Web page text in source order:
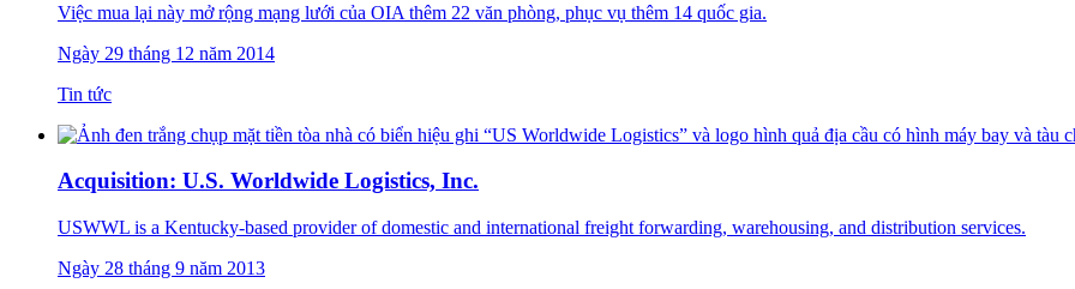
Việc mua lại này mở rộng mạng lưới của OIA thêm 22 văn phòng, phục vụ thêm 14 quốc gia.
Ngày 29 tháng 12 năm 2014
Tin tức
Acquisition: U.S. Worldwide Logistics, Inc.
USWWL is a Kentucky-based provider of domestic and international freight forwarding, warehousing, and distribution services.
Ngày 28 tháng 9 năm 2013